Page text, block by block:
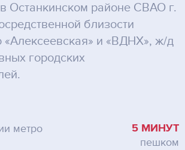
Останкинском районе СВАО г.
близости
«Алексеевская» и «ВДНХ», ж/д
городских
метро
5 МИНУТ
пешком